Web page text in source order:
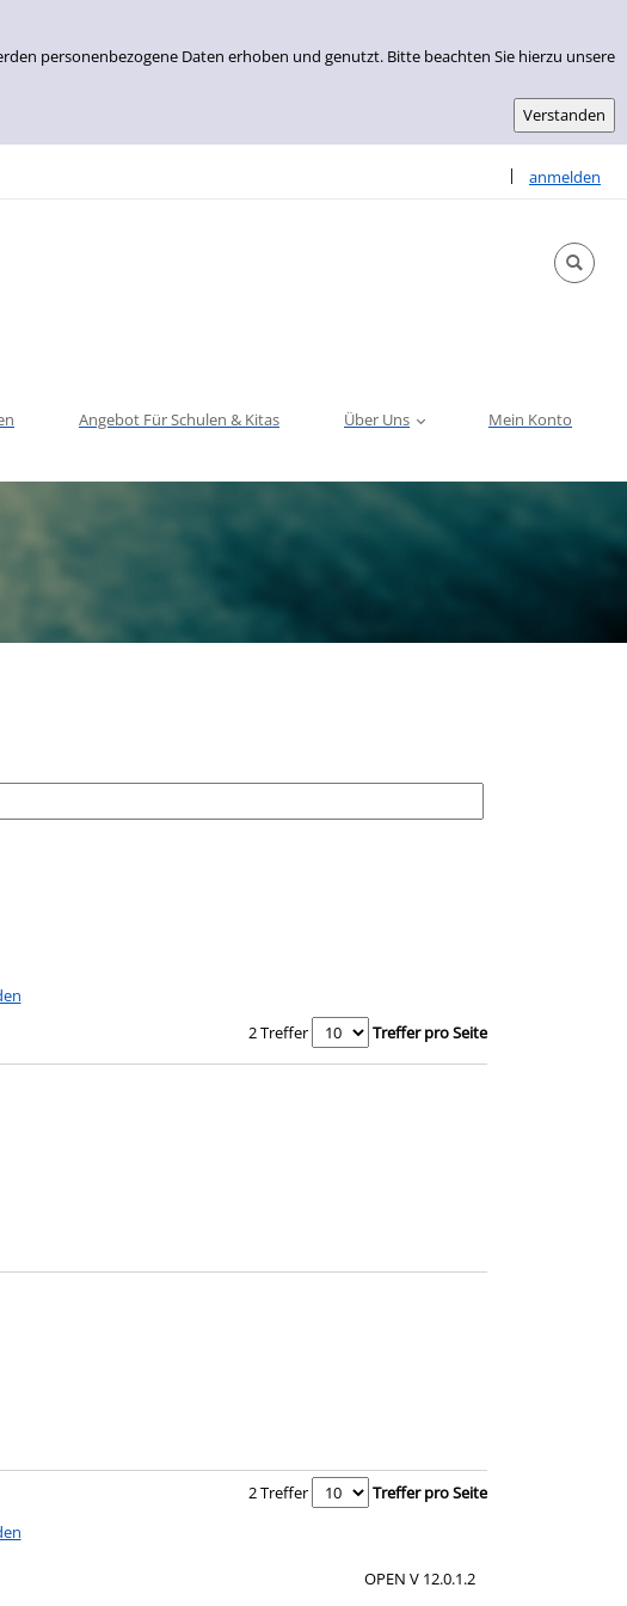
personenbezogene Daten erhoben und genutzt. Bitte beachten Sie hierzu unsere
| anmelden
Sprache
Angebot Für Schulen & Kitas Über Uns Mein Konto
2 Treffer Treffer pro Seite
2 Treffer
Treffer pro Seite
OPEN V 12.0.1.2